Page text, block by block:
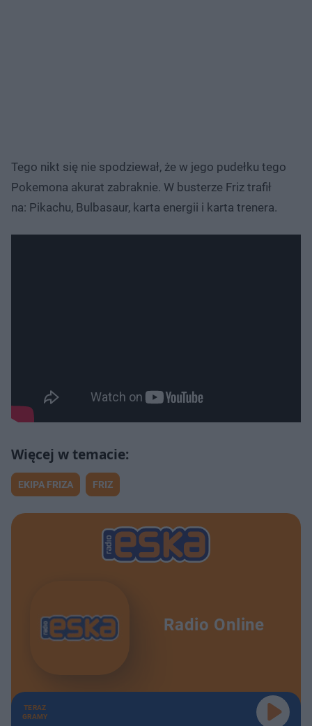
Tego nikt się nie spodziewał, że w jego pudełku tego
Pokemona akurat zabraknie. W busterze Friz trafił
na: Pikachu, Bulbasaur, karta energii i karta trenera.
EKIPA FRIZA FRIZ
Radio Online
TERAZ
GRAMY